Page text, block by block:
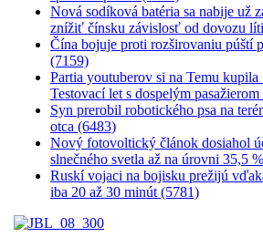
Nová sodíková batéria sa nabije už
znížiť čínsku závislosť od dovozu
Čína bojuje proti rozširovaniu púští
(7159)
Partia youtuberov si na Temu
Testovací let s dospelým
Syn prerobil robotického psa na
otca (6483)
Nový fotovoltický článok dosiahol
slnečného svetla až na úrovni 35,5
Ruskí vojaci na bojisku prežijú
iba 20 až 30 minút (5781)